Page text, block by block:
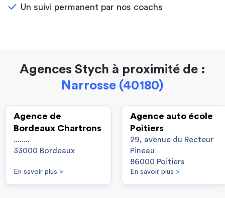
Un suivi permanent par nos coachs
Agences Stych à proximité de :
Narrosse (40180)
Agence de
Bordeaux Chartrons
........
33000 Bordeaux
En savoir plus >
Agence auto école
Poitiers
29, avenue du Recteur
Pineau
86000 Poitiers
En savoir plus >